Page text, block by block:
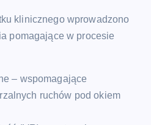
klinicznego wprowadzono
pomagające w procesie
– wspomagające
ruchów pod okiem